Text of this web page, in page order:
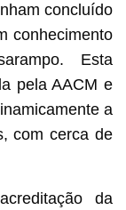
concluído
conhecimento
Esta
pela AACM e
a
com cerca de
da